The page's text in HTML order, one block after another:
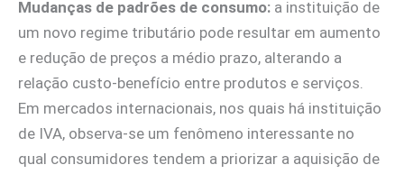
Mudanças de padrões de consumo: a instituição de
um novo regime tributário pode resultar em aumento
e redução de preços a médio prazo, alterando a
relação custo-benefício entre produtos e serviços.
Em mercados internacionais, nos quais há instituição
de IVA, observa-se um fenômeno interessante no
qual consumidores tendem a priorizar a aquisição de